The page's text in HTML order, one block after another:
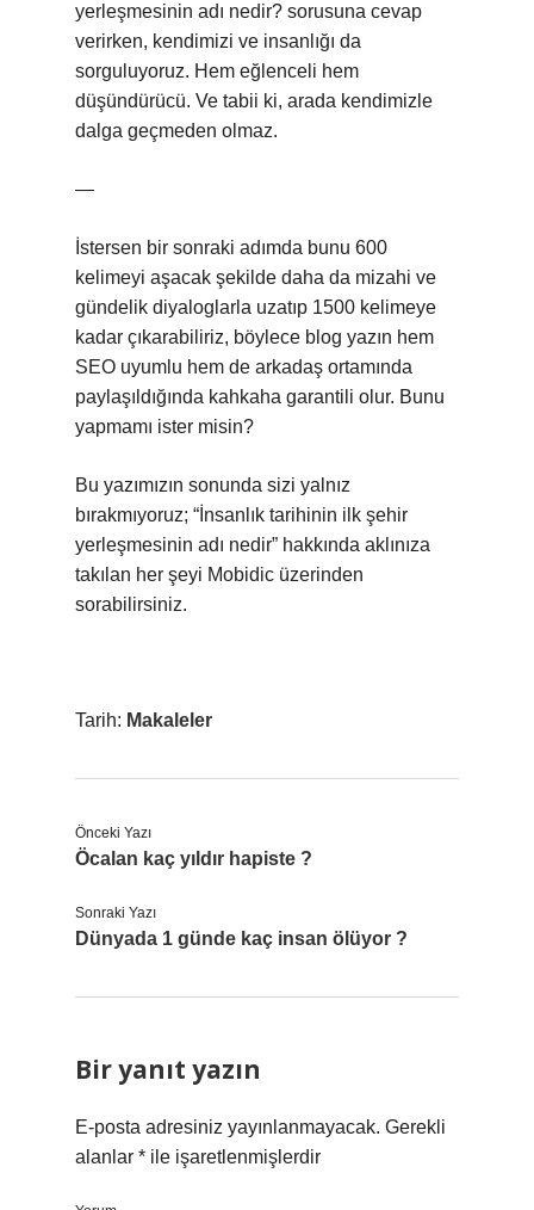
yerleşmesinin adı nedir? sorusuna cevap
verirken, kendimizi ve insanlığı da
sorguluyoruz. Hem eğlenceli hem
düşündürücü. Ve tabii ki, arada kendimizle
dalga geçmeden olmaz.
—
İstersen bir sonraki adımda bunu 600
kelimeyi aşacak şekilde daha da mizahi ve
gündelik diyaloglarla uzatıp 1500 kelimeye
kadar çıkarabiliriz, böylece blog yazın hem
SEO uyumlu hem de arkadaş ortamında
paylaşıldığında kahkaha garantili olur. Bunu
yapmamı ister misin?
Bu yazımızın sonunda sizi yalnız
bırakmıyoruz; “İnsanlık tarihinin ilk şehir
yerleşmesinin adı nedir” hakkında aklınıza
takılan her şeyi Mobidic üzerinden
sorabilirsiniz.
Tarih: Makaleler
Önceki Yazı
Öcalan kaç yıldır hapiste ?
Sonraki Yazı
Dünyada 1 günde kaç insan ölüyor ?
Bir yanıt yazın
E-posta adresiniz yayınlanmayacak. Gerekli
alanlar * ile işaretlenmişlerdir